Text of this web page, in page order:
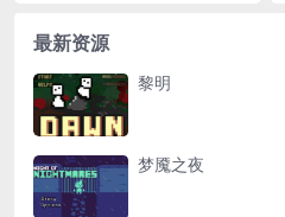
最新资源
黎明
梦魇之夜